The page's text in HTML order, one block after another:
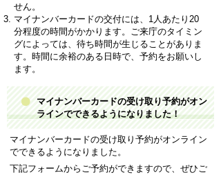
せん。
マイナンバーカードの交付には、1人あたり20
分程度の時間がかかります。ご来庁のタイミン
グによっては、待ち時間が生じることがありま
す。時間に余裕のある日時で、予約をお願いし
ます。
マイナンバーカードの受け取り予約がオン
ラインでできるようになりました！
マイナンバーカードの受け取り予約がオンライン
でできるようになりました。
下記フォームからご予約ができますので、ぜひご